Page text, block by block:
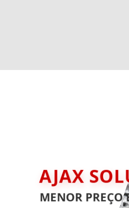
AJAX
MENOR PREÇO